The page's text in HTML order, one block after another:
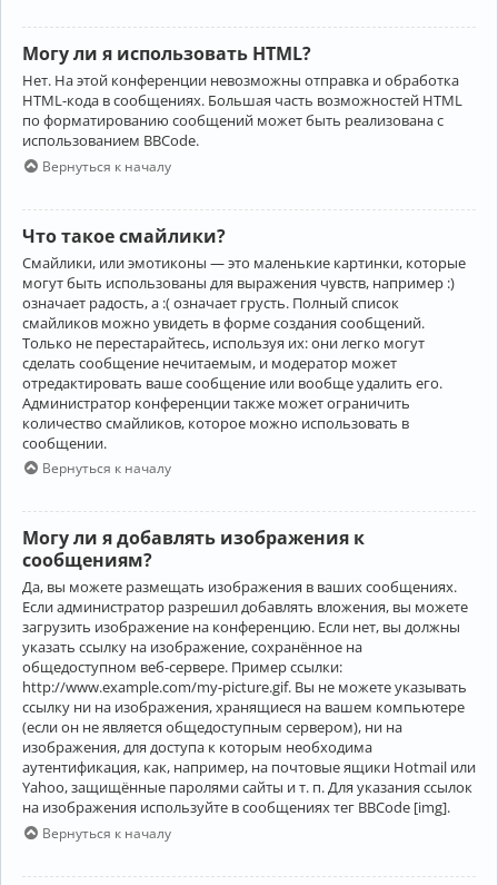
Могу ли я использовать HTML?
Нет. На этой конференции невозможны отправка и обработка
HTML-кода в сообщениях. Большая часть возможностей HTML
по форматированию сообщений может быть реализована с
использованием BBCode.
Вернуться к началу
Что такое смайлики?
Смайлики, или эмотиконы — это маленькие картинки, которые
могут быть использованы для выражения чувств, например :)
означает радость, а :( означает грусть. Полный список
смайликов можно увидеть в форме создания сообщений.
Только не перестарайтесь, используя их: они легко могут
сделать сообщение нечитаемым, и модератор может
отредактировать ваше сообщение или вообще удалить его.
Администратор конференции также может ограничить
количество смайликов, которое можно использовать в
сообщении.
Вернуться к началу
Могу ли я добавлять изображения к
сообщениям?
Да, вы можете размещать изображения в ваших сообщениях.
Если администратор разрешил добавлять вложения, вы можете
загрузить изображение на конференцию. Если нет, вы должны
указать ссылку на изображение, сохранённое на
общедоступном веб-сервере. Пример ссылки:
http://www.example.com/my-picture.gif. Вы не можете указывать
ссылку ни на изображения, хранящиеся на вашем компьютере
(если он не является общедоступным сервером), ни на
изображения, для доступа к которым необходима
аутентификация, как, например, на почтовые ящики Hotmail или
Yahoo, защищённые паролями сайты и т. п. Для указания ссылок
на изображения используйте в сообщениях тег BBCode [img].
Вернуться к началу